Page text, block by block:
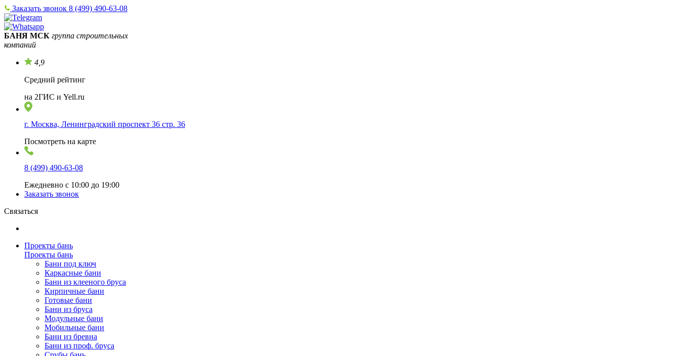
Заказать звонок 8 (499) 490-63-08
БАНЯ МСК группа строительных
компаний
4,9
Средний рейтинг
на 2ГИС и Yell.ru
г. Москва, Ленинградский проспект 36 стр. 36
Посмотреть на карте
8 (499) 490-63-08
Ежедневно с 10:00 до 19:00
Заказать звонок
Связаться
Проекты бань
Проекты бань
Бани под ключ
Каркасные бани
Бани из клееного бруса
Кирпичные бани
Готовые бани
Бани из бруса
Модульные бани
Мобильные бани
Бани из бревна
Бани из проф. бруса